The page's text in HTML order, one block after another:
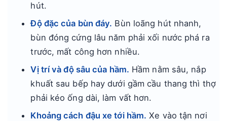
hút.
Độ đặc của bùn đáy. Bùn loãng hút nhanh,
bùn đóng cứng lâu năm phải xối nước phá ra
trước, mất công hơn nhiều.
Vị trí và độ sâu của hầm. Hầm nằm sâu, nắp
khuất sau bếp hay dưới gầm cầu thang thì thợ
phải kéo ống dài, làm vất hơn.
Khoảng cách đậu xe tới hầm. Xe vào tận nơi